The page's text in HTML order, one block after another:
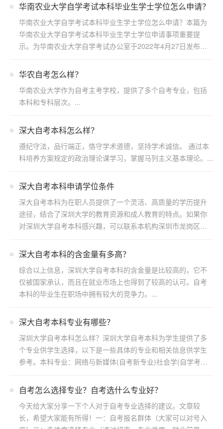
华南农业大学自学考试本科毕业生学士学位怎么申请？
华南农业大学自学考试本科毕业生学士学位怎么申请？本篇为
华南农业大学自学考试本科毕业生学士学位申请事项重要提
示。为华南农业大学自学考试办公室于2022年4月27日发布，
华农自考怎么样？
华南农业大学作为自考主考学校，提供了多个自考专业，包括
本科和专科层次。...
深大自考本科怎么样？
遵纪守法，品行端正，恪守学术道德，坚持学术诚信。 通过本
科培养方案规定的政治理论课学习，掌握马列主义基本理论。...
深大自考本科申请学位条件
深大自考本科为在职人员提供了一个灵活、高质量的学历提升
途径，结合了深圳大学的教育资源和成人教育的特点。如果你
对深圳大学自考本科感兴趣，可以联系本机构深圳市龙岗区浩
​深大自考本科的含金量有多高？
综合以上信息，深圳大学自考本科的含金量是比较高的，它不
仅被国家承认，而且在就业市场上也得到了较高的认可。自考
本科的毕业生在职场中拥有较大的竞争力。...
深大自考本科专业有哪些？
深圳大学自考本科怎么样？深圳大学自考本科为学生提供了多
个专业供学生选择，以下是一些具体的专业和相关信息供学生
参考。本科专业：网络与新媒体(自考新专业)社会学(自学考
自考怎么选择专业？自考选什么专业好？
今天给大家分享一下个人对于自考专业选择的建议。文章较
长，希望大家能有所得！一：自考报名群体（大家可以对号入